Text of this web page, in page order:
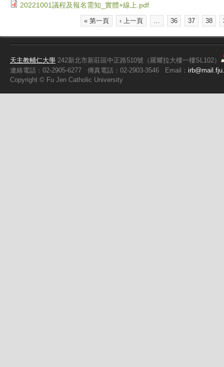
20221001議程及報名需知_實體+線上.pdf
« 第一頁 ‹ 上一頁 … 36 37 38
天主教輔仁大學 242新北市新莊區中正路510號（羅耀拉大樓一樓SL102）
連絡電話：02-2905-6277
傳真電話：02-2903-3546 Email：
Copyright © Fu Jen Catholic University